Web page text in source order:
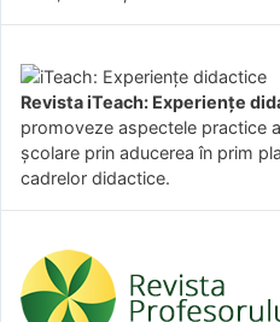
Revista iTeach: Experienţe
promoveze aspectele practice
şcolare prin aducerea în prim
cadrelor didactice.